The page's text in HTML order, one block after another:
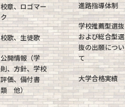
校章、ロゴマー
ク
校歌、生徒歌
公開情報（学
則、方針、学校
評価、備付書
類 他）
進路指導体制
学校推薦型選抜
および総合型選
抜の出願につい
て
大学合格実績